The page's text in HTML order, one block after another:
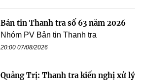
Bản tin Thanh tra số 63 năm 2026
Nhóm PV Bản tin Thanh tra
20:00 07/08/2026
Quảng Trị: Thanh tra kiến nghị xử lý